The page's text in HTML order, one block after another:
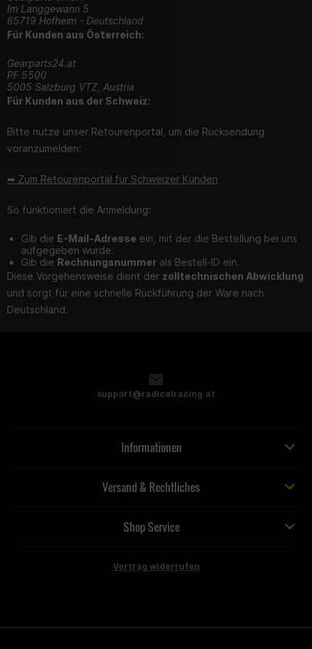
Im Langgewann 5
65719 Hofheim - Deutschland
Für Kunden aus Österreich:
Gearparts24.at
PF 5500
5005 Salzburg VTZ, Austria
Für Kunden aus der Schweiz:
Bitte nutze unser Retourenportal, um die Rücksendung
voranzumelden:
➡ Zum Retourenportal für Schweizer Kunden
So funktioniert die Anmeldung:
Gib die E-Mail-Adresse ein, mit der die Bestellung bei uns
aufgegeben wurde.
Gib die Rechnungsnummer als Bestell-ID ein.
Diese Vorgehensweise dient der zolltechnischen Abwicklung
und sorgt für eine schnelle Rückführung der Ware nach
Deutschland.
support@radicalracing.at
Informationen
Versand & Rechtliches
Shop Service
Vertrag widerrufen